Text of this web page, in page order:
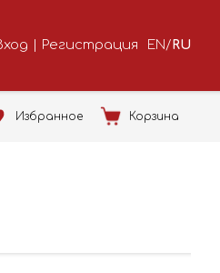
| Регистрация EN /RU
Избранное Корзина